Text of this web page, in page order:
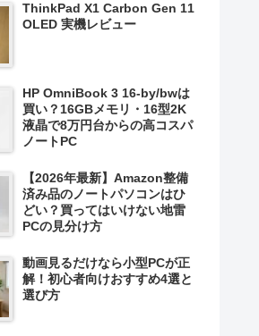
ThinkPad X1 Carbon Gen 11
OLED 実機レビュー
HP OmniBook 3 16-by/bwは
買い？16GBメモリ・16型2K
液晶で8万円台からの高コスパ
ノートPC
【2026年最新】Amazon整備
済み品のノートパソコンはひ
どい？買ってはいけない地雷
PCの見分け方
動画見るだけなら小型PCが正
解！初心者向けおすすめ4選と
選び方